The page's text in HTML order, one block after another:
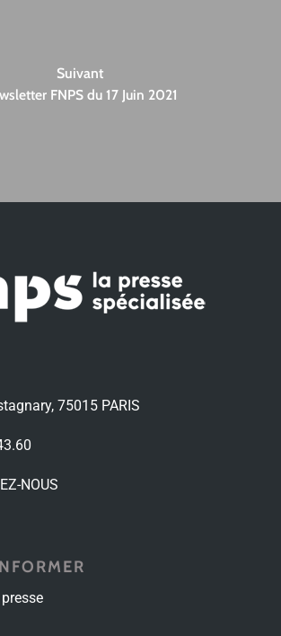
Suivant
FNPS du 17 Juin 2021
75015 PARIS
NOUS